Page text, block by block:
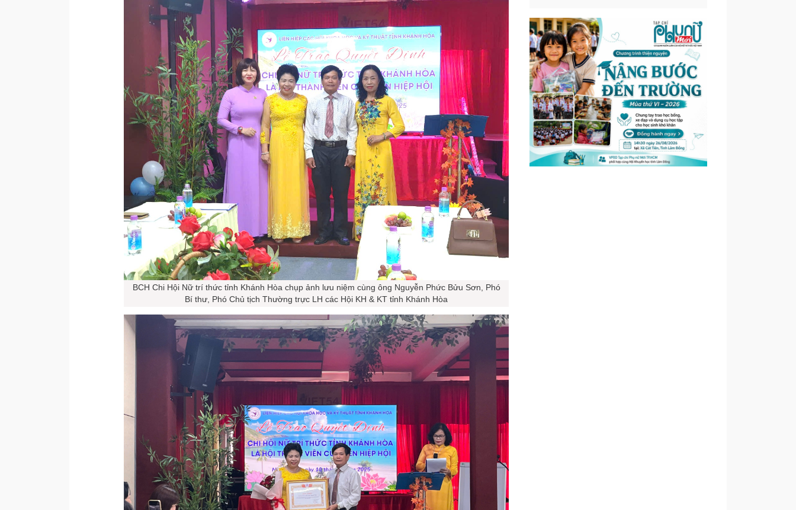
BCH Chi Hội Nữ trí thức tỉnh Khánh Hòa chụp ảnh lưu niệm cùng ông Nguyễn Phức Bửu Sơn, Phó
Bí thư, Phó Chủ tịch Thường trực LH các Hội KH & KT tỉnh Khánh Hòa